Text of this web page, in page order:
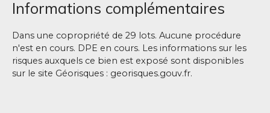
Informations complémentaires
Dans une copropriété de 29 lots. Aucune procédure
n'est en cours. DPE en cours. Les informations sur les
risques auxquels ce bien est exposé sont disponibles
sur le site Géorisques : georisques.gouv.fr.